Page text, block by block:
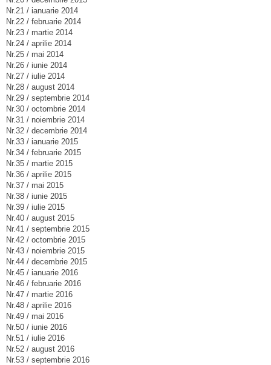
Nr.21 / ianuarie 2014
Nr.22 / februarie 2014
Nr.23 / martie 2014
Nr.24 / aprilie 2014
Nr.25 / mai 2014
Nr.26 / iunie 2014
Nr.27 / iulie 2014
Nr.28 / august 2014
Nr.29 / septembrie 2014
Nr.30 / octombrie 2014
Nr.31 / noiembrie 2014
Nr.32 / decembrie 2014
Nr.33 / ianuarie 2015
Nr.34 / februarie 2015
Nr.35 / martie 2015
Nr.36 / aprilie 2015
Nr.37 / mai 2015
Nr.38 / iunie 2015
Nr.39 / iulie 2015
Nr.40 / august 2015
Nr.41 / septembrie 2015
Nr.42 / octombrie 2015
Nr.43 / noiembrie 2015
Nr.44 / decembrie 2015
Nr.45 / ianuarie 2016
Nr.46 / februarie 2016
Nr.47 / martie 2016
Nr.48 / aprilie 2016
Nr.49 / mai 2016
Nr.50 / iunie 2016
Nr.51 / iulie 2016
Nr.52 / august 2016
Nr.53 / septembrie 2016